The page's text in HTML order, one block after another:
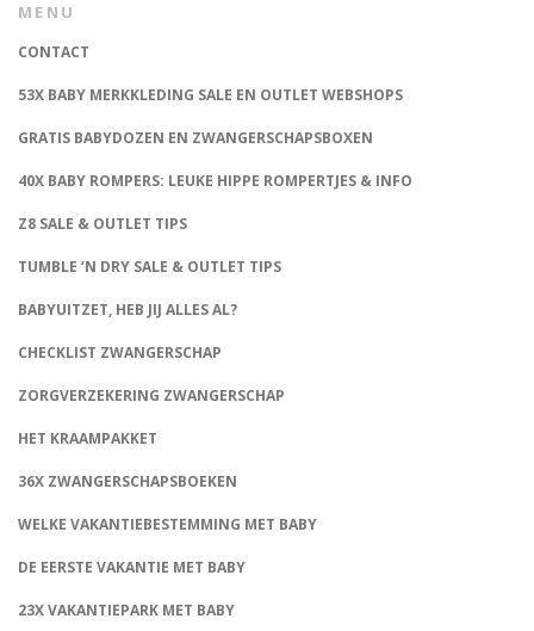
MENU
CONTACT
53X BABY MERKKLEDING SALE EN OUTLET WEBSHOPS
GRATIS BABYDOZEN EN ZWANGERSCHAPSBOXEN
40X BABY ROMPERS: LEUKE HIPPE ROMPERTJES & INFO
Z8 SALE & OUTLET TIPS
TUMBLE ‘N DRY SALE & OUTLET TIPS
BABYUITZET, HEB JIJ ALLES AL?
CHECKLIST ZWANGERSCHAP
ZORGVERZEKERING ZWANGERSCHAP
HET KRAAMPAKKET
36X ZWANGERSCHAPSBOEKEN
WELKE VAKANTIEBESTEMMING MET BABY
DE EERSTE VAKANTIE MET BABY
23X VAKANTIEPARK MET BABY